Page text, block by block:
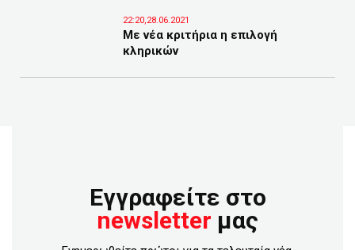
22:20,28.06.2021
Με νέα κριτήρια η επιλογή
κληρικών
Εγγραφείτε στο
newsletter μας